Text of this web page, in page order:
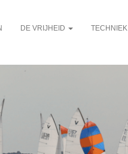
DE VRIJHEID TECHNIEK